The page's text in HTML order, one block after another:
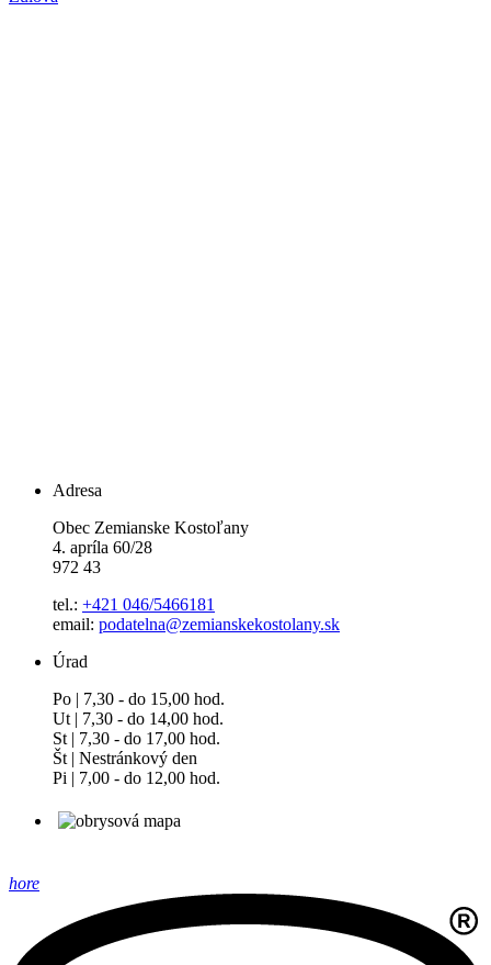
Adresa
Obec Zemianske Kostoľany
4. apríla 60/28
972 43
tel.: +421 046/5466181
email: podatelna@zemianskekostolany.sk
Úrad
Po | 7,30 - do 15,00 hod.
Ut | 7,30 - do 14,00 hod.
St | 7,30 - do 17,00 hod.
Št | Nestránkový den
Pi | 7,00 - do 12,00 hod.
hore